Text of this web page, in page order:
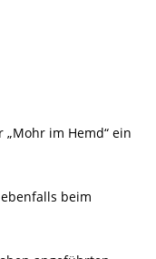
im Hemd“ ein
beim